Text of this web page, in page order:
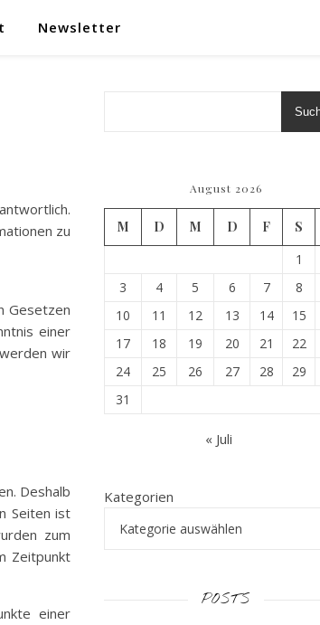
Newsletter
zu
Gesetzen
einer
wir
Deshalb
Seiten ist
zum
Zeitpunkt
einer
August 2026
M D M D F S
1
3
4 5 6 7 8
10
11 12 13 14 15
17
18 19 20 21 22
24
25 26 27 28 29
31
« Juli
Kategorien
POSTS